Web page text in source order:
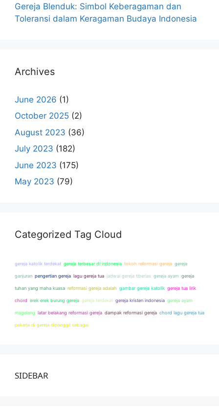
Gereja Blenduk: Simbol Keberagaman dan
Toleransi dalam Keragaman Budaya Indonesia
Archives
June 2026 (1)
October 2025 (2)
August 2023 (36)
July 2023 (182)
June 2023 (175)
May 2023 (79)
Categorized Tag Cloud
gereja katolik terdekat gereja terbesar di indonesia tokoh reformasi gereja gereja
ganjuran pengertian gereja lagu gereja tua jadwal gereja tiberias gereja ayam gereja
tuhan yang maha kuasa reformasi gereja adalah gambar gereja katolik gereja tua lirik
chord erek erek burung gereja gereja terdekat gereja kristen indonesia gereja ayam
magelang latar belakang reformasi gereja dampak reformasi gereja chord lagu gereja tua
pekerja di gereja dipanggil sebagai
SIDEBAR